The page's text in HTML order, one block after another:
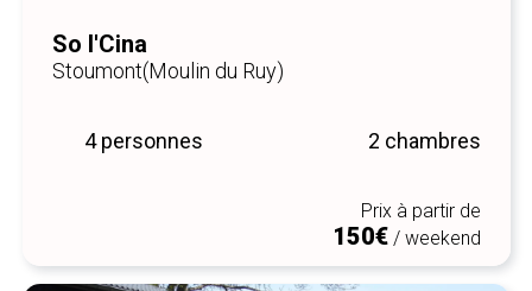
So l'Cina
Stoumont(Moulin du Ruy)
4 personnes 2 chambres
Prix à partir de
150€/ weekend